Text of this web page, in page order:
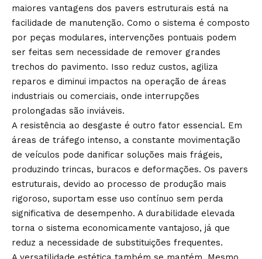
maiores vantagens dos pavers estruturais está na
facilidade de manutenção. Como o sistema é composto
por peças modulares, intervenções pontuais podem
ser feitas sem necessidade de remover grandes
trechos do pavimento. Isso reduz custos, agiliza
reparos e diminui impactos na operação de áreas
industriais ou comerciais, onde interrupções
prolongadas são inviáveis.
A resistência ao desgaste é outro fator essencial. Em
áreas de tráfego intenso, a constante movimentação
de veículos pode danificar soluções mais frágeis,
produzindo trincas, buracos e deformações. Os pavers
estruturais, devido ao processo de produção mais
rigoroso, suportam esse uso contínuo sem perda
significativa de desempenho. A durabilidade elevada
torna o sistema economicamente vantajoso, já que
reduz a necessidade de substituições frequentes.